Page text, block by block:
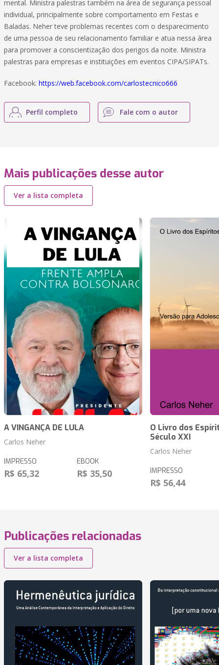
mental. Ministra palestras também na área de segurança pessoal
individual, principalmente sobre comportamento em Festas e
Baladas. Neher teve problemas recentes com o desparecimento
de uma pessoa de seu relacionamento familiar e atua nessa área
para promover a conscientização dos perigos da noite. Ministra
palestras para empresas e instituições em eventos CIPA/SIPATs.
Facebook: https://web.facebook.com/carlostecnico666
Perfil completo Fale com o autor
Mais publicações desse autor
Ver a lista completa
A VINGANÇA DE LULA
Carlos Neher
IMPRESSO
R$ 65,32
EBOOK
R$ 35,50
O Livro dos
Século XXI
Carlos Neher
IMPRESSO
R$ 56,44
Publicações relacionadas
Ver a lista completa